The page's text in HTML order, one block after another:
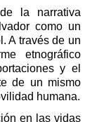
la narrativa
como un
A través de un
etnográfico
y el
de un mismo
humana.
en las vidas